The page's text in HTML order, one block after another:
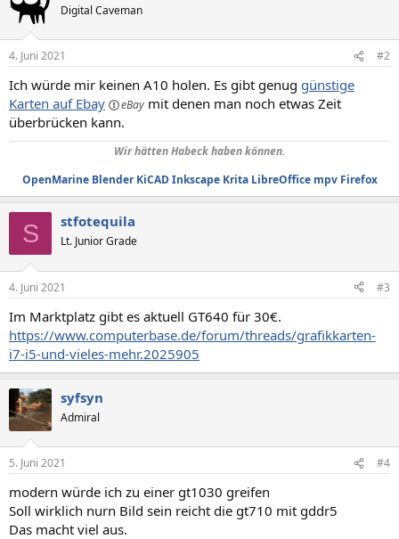
Digital Caveman
4. Juni 2021 #2
Ich würde mir keinen A10 holen. Es gibt genug günstige
Karten auf Ebay
mit denen man noch etwas Zeit
überbrücken kann.
Wir hätten Habeck haben können.
OpenMarine Blender KiCAD Inkscape Krita LibreOffice mpv Firefox
S stfotequila
Lt. Junior Grade
4. Juni 2021 #3
Im Marktplatz gibt es aktuell GT640 für 30€.
https://www.computerbase.de/forum/threads/grafikkarten-
i7-i5-und-vieles-mehr.2025905
syfsyn
Admiral
5. Juni 2021 #4
modern würde ich zu einer gt1030 greifen
Soll wirklich nurn Bild sein reicht die gt710 mit gddr5
Das macht viel aus.